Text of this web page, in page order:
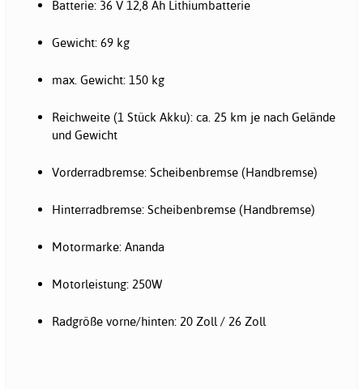
Batterie: 36 V 12,8 Ah Lithiumbatterie
Gewicht: 69 kg
max. Gewicht: 150 kg
Reichweite (1 Stück Akku): ca. 25 km je nach Gelände
und Gewicht
Vorderradbremse: Scheibenbremse (Handbremse)
Hinterradbremse: Scheibenbremse (Handbremse)
Motormarke: Ananda
Motorleistung: 250W
Radgröße vorne/hinten: 20 Zoll / 26 Zoll